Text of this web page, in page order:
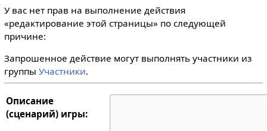
У вас нет прав на выполнение действия
«редактирование этой страницы» по следующей
причине:
Запрошенное действие могут выполнять участники из
группы Участники.
Описание
(сценарий) игры: